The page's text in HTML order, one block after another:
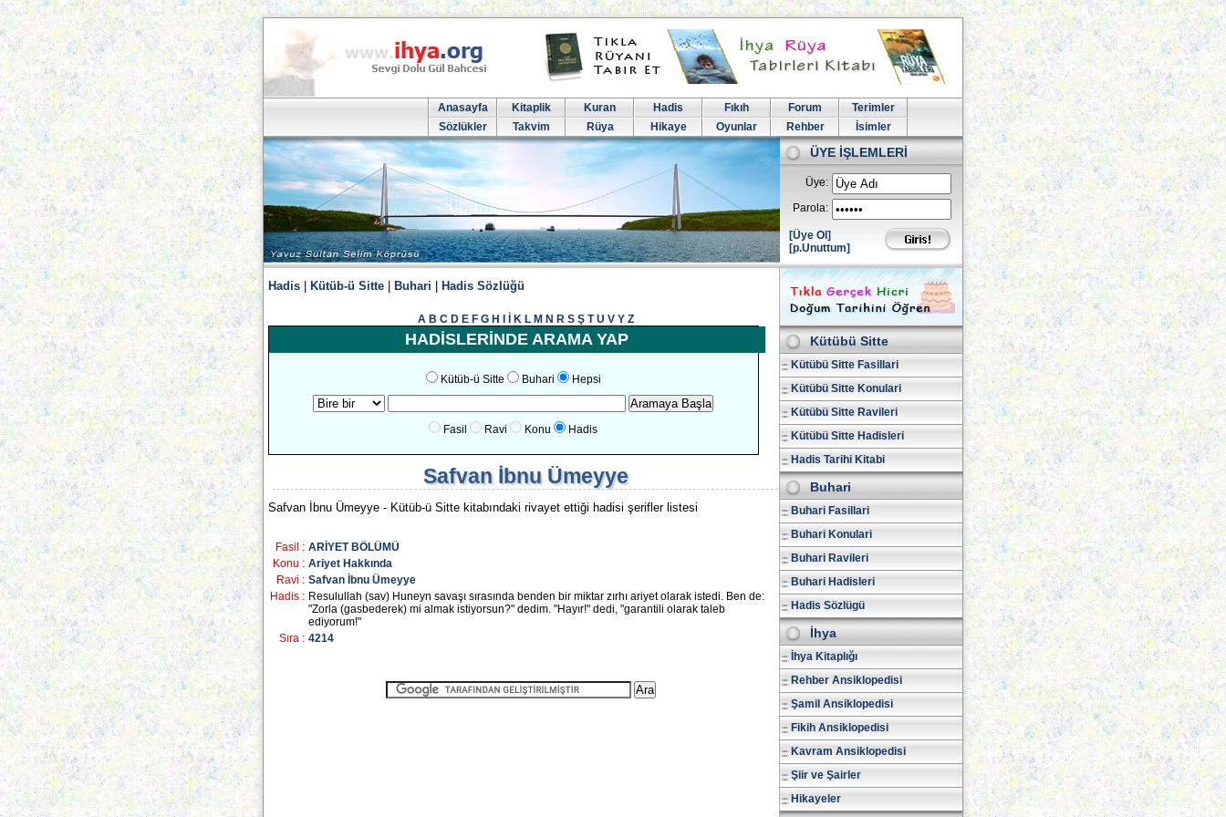
Anasayfa Kitaplik Kuran Hadis Fıkıh Forum
Terimler
Sözlükler
Takvim Rüya Hikaye Oyunlar Rehber İsimler
ÜYE İŞLEMLERİ
Üye:
Parola:
[Üye Ol]
[p.Unuttum]
Hadis Kütüb-ü Sitte Buhari Hadis Sözlüğü
A B C D E F G H K L M N R S Ş T U V Y Z
HADİSLERİNDE ARAMA YAP
Kütüb-ü Sitte Buhari Hepsi
Fasil Ravi Konu Hadis
Safvan İbnu Ümeyye
Safvan İbnu Ümeyye - Kütüb-ü Sitte kitabındaki rivayet ettiği hadisi şerifler listesi
Fasil : ARİYET BÖLÜMÜ
Konu : Ariyet Hakkında
Ravi : Safvan İbnu Ümeyye
Hadis : Resulullah (sav) Huneyn savaşı sırasında benden bir miktar zırhı ariyet olarak istedi. Ben de:
"Zorla (gasbederek) mi almak istiyorsun?" dedim. "Hayır!" dedi, "garantili olarak taleb
ediyorum!"
Sıra : 4214
Kütübü Sitte
Kütübü Sitte Fasillari
Kütübü Sitte Konulari
Kütübü Sitte Ravileri
Kütübü Sitte Hadisleri
Hadis Tarihi Kitabi
Buhari
Buhari Fasillari
Buhari Konulari
Buhari Ravileri
Buhari Hadisleri
Hadis Sözlügü
İhya
İhya Kitaplığı
Rehber Ansiklopedisi
Şamil Ansiklopedisi
Fikih Ansiklopedisi
Kavram Ansiklopedisi
Şiir ve Şairler
Hikayeler